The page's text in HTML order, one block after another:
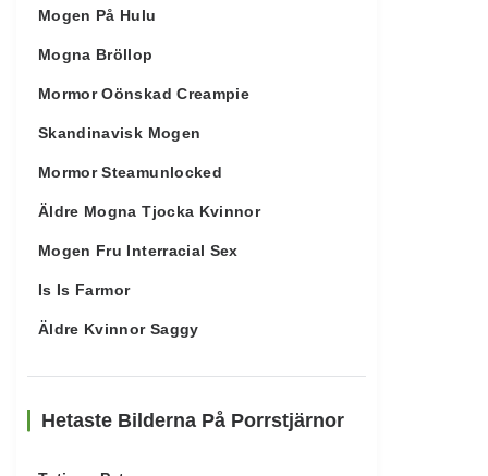
Mogen På Hulu
Mogna Bröllop
Mormor Oönskad Creampie
Skandinavisk Mogen
Mormor Steamunlocked
Äldre Mogna Tjocka Kvinnor
Mogen Fru Interracial Sex
Is Is Farmor
Äldre Kvinnor Saggy
Hetaste Bilderna På Porrstjärnor